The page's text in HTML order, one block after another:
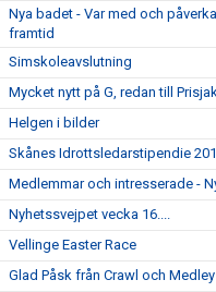
Nya badet - Var med och
framtid
Simskoleavslutning
Mycket nytt på G, redan till
Helgen i bilder
Skånes Idrottsledarstipendie
Medlemmar och intresserade -
Nyhetssvejpet vecka 16....
Vellinge Easter Race
Glad Påsk från Crawl och Medley